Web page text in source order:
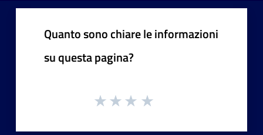
Quanto sono chiare le informazioni
su questa pagina?